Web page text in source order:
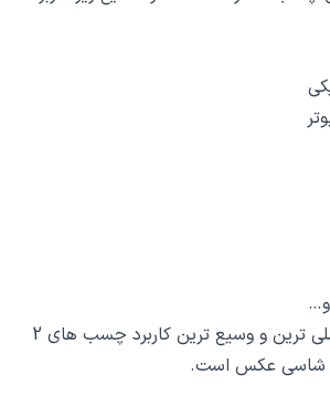
و…
اما می توان گفت اصلی ترین و وسیع ترین کاربرد چسب های 2
شاسی عکس است.